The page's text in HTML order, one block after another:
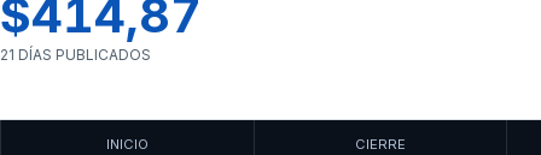
$414,87
21 DÍAS PUBLICADOS
INICIO CIERRE